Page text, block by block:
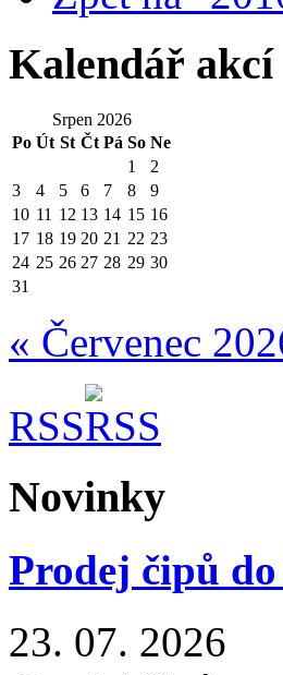
Kalendář akcí
Srpen 2026
Po Út St Čt Pá So Ne
1
2
3
4 5 6 7 8
9
10 11 12 13 14 15 16
17 18 19 20 21 22 23
24 25 26 27 28 29 30
31
« Červenec
RSS
Novinky
Prodej čipů
23. 07. 2026